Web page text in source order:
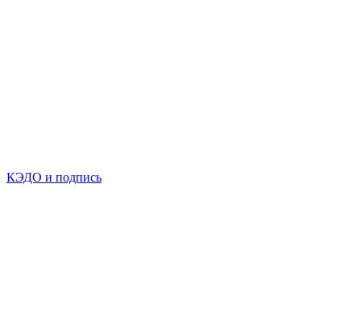
КЭДО и подпись